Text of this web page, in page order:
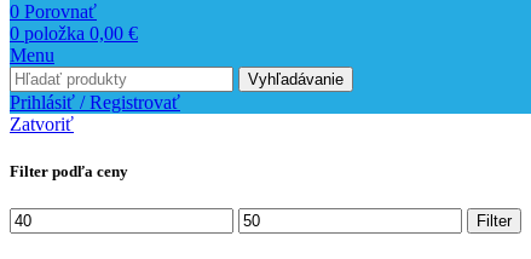
0 Porovnať
0 položka 0,00 €
Menu
Vyhľadávanie
Prihlásiť / Registrovať
Zatvoriť
Filter podľa ceny
Minimálna
cena
Maximálna
cena
Filter